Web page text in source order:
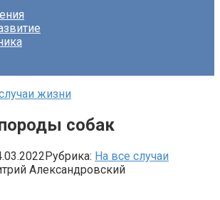
жизни
собак
Рубрика: На все случаи
Александровский